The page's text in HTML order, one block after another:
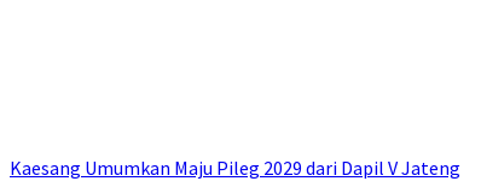
Kaesang Umumkan Maju Pileg 2029 dari Dapil V Jateng